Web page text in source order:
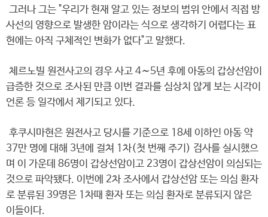
그러나 그는 "우리가 현재 알고 있는 정보의 범위 안에서 직접 방
사선의 영향으로 발생한 암이라는 식으로 생각하기 어렵다는 표
현에는 아직 구체적인 변화가 없다"고 말했다.
체르노빌 원전사고의 경우 사고 4∼5년 후에 아동의 갑상선암이
급증한 것으로 조사된 만큼 이번 결과를 심상치 않게 보는 시각이
언론 등 일각에서 제기되고 있다.
후쿠시마현은 원전사고 당시를 기준으로 18세 이하인 아동 약
37만 명에 대해 3년에 걸쳐 1차(첫 번째 주기) 검사를 실시했으
며 이 가운데 86명이 갑상선암이고 23명이 갑상선암이 의심되는
것으로 파악됐다. 이번에 2차 조사에서 갑상선암 또는 의심 환자
로 분류된 39명은 1차때 환자 또는 의심 환자로 분류되지 않은
이들이다.